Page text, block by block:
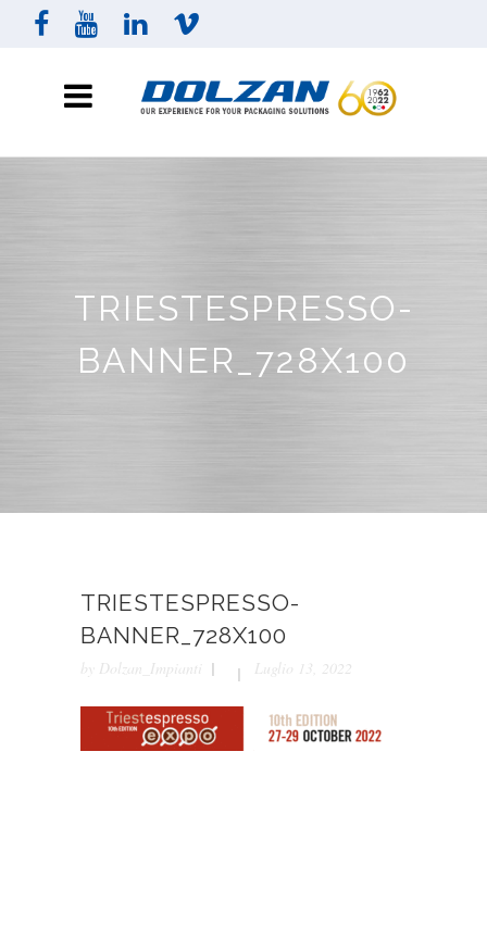
TRIESTESPRESSO-
BANNER_728X100
TRIESTESPRESSO-
BANNER_728X100
by Dolzan_Impianti Luglio 13, 2022